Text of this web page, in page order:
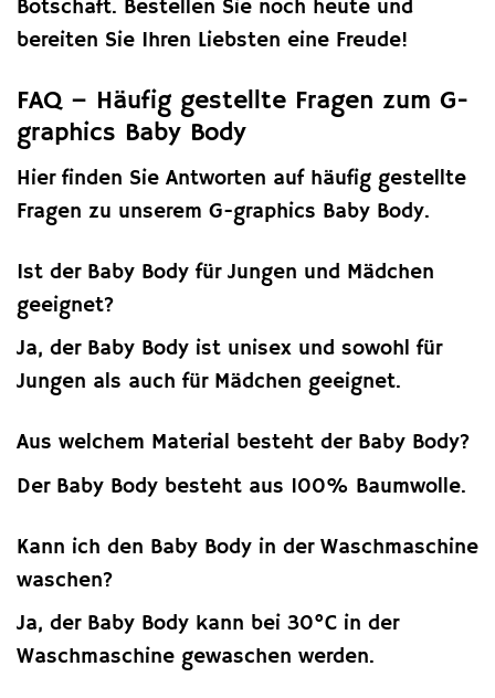
Botschaft. Bestellen Sie noch heute und
bereiten Sie Ihren Liebsten eine Freude!
FAQ – Häufig gestellte Fragen zum G-
graphics Baby Body
Hier finden Sie Antworten auf häufig gestellte
Fragen zu unserem G-graphics Baby Body.
Ist der Baby Body für Jungen und Mädchen
geeignet?
Ja, der Baby Body ist unisex und sowohl für
Jungen als auch für Mädchen geeignet.
Aus welchem Material besteht der Baby Body?
Der Baby Body besteht aus 100% Baumwolle.
Kann ich den Baby Body in der Waschmaschine
waschen?
Ja, der Baby Body kann bei 30°C in der
Waschmaschine gewaschen werden.